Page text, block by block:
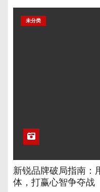
未分类
新锐品牌破局指南：
体，打赢心智争夺战